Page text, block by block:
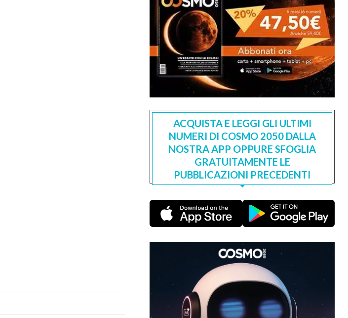
ACQUISTA E LEGGI GLI ULTIMI
NUMERI DI COSMO 2050 DALLA
NOSTRA APP OPPURE SFOGLIA
GRATUITAMENTE LE
PUBBLICAZIONI PRECEDENTI